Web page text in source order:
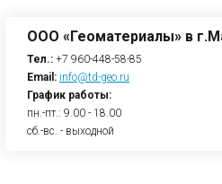
ООО «Геоматериалы» в
Тел.: +7 960-448-58-85
Email: info@td-geo.ru
График работы:
пн.-пт.: 9.00 - 18.00
сб.-вс. - выходной